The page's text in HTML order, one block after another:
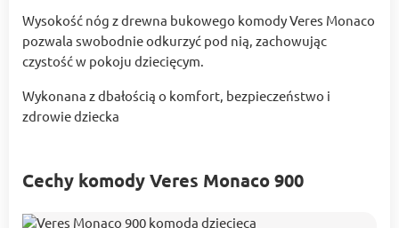
Wysokość nóg z drewna bukowego komody Veres Monaco
pozwala swobodnie odkurzyć pod nią, zachowując
czystość w pokoju dziecięcym.
Wykonana z dbałością o komfort, bezpieczeństwo i
zdrowie dziecka
Cechy komody Veres Monaco 900